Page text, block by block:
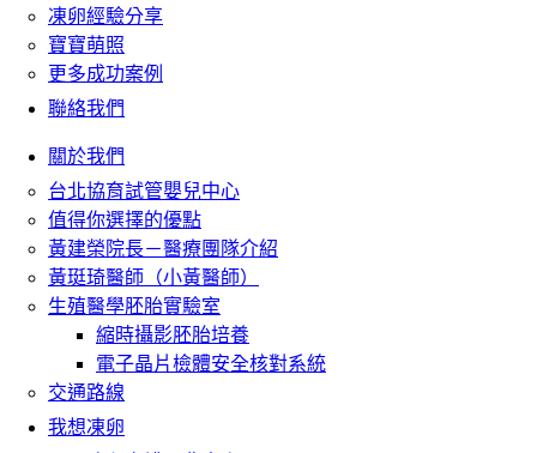
凍卵經驗分享
寶寶萌照
更多成功案例
聯絡我們
關於我們
台北協育試管嬰兒中心
值得你選擇的優點
黃建榮院長－醫療團隊介紹
黃珽琦醫師（小黃醫師）
生殖醫學胚胎實驗室
縮時攝影胚胎培養
電子晶片檢體安全核對系統
交通路線
我想凍卵